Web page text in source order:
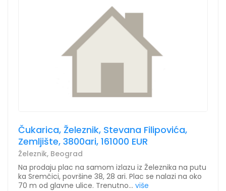
Čukarica, Železnik, Stevana Filipovića,
Zemljište, 3800ari, 161000 EUR
Železnik, Beograd
Na prodaju plac na samom izlazu iz Železnika na putu
ka Sremčici, površine 38, 28 ari. Plac se nalazi na oko
70 m od glavne ulice. Trenutno... više